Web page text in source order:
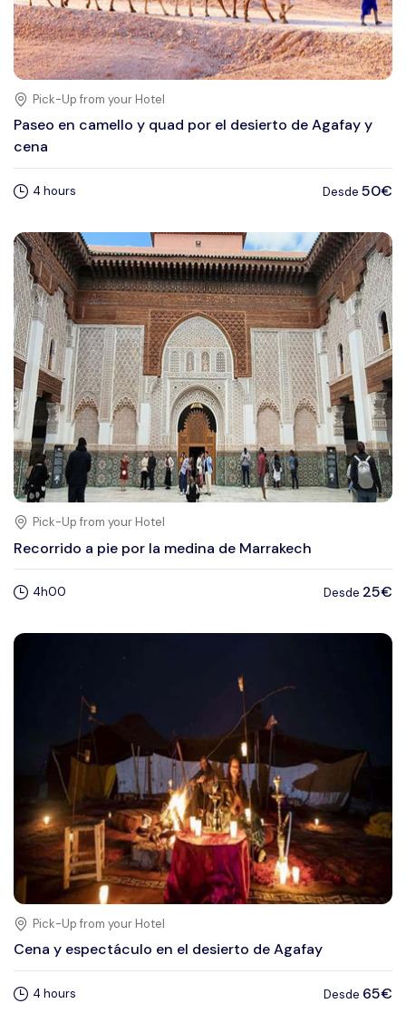
Pick-Up from your Hotel
Paseo en camello y quad por el desierto de Agafay y
cena
4 hours Desde 50€
Pick-Up from your Hotel
Recorrido a pie por la medina de Marrakech
4h00 Desde 25€
Pick-Up from your Hotel
Cena y espectáculo en el desierto de Agafay
4 hours Desde 65€